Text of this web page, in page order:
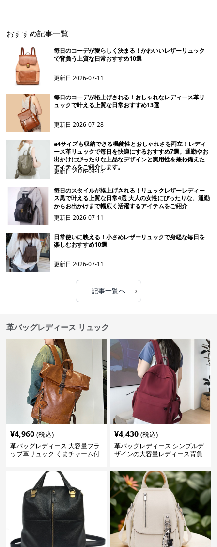
おすすめ記事一覧
毎日のコーデが愛らしく決まる！かわいいレザーリュック
で背負う上質な日常おすすめ10選
更新日2026-07-11
毎日のコーデが格上げされる！おしゃれなレディース革リ
ュックで叶える上質な日常おすすめ13選
更新日2026-07-28
a4サイズも収納できる機能性とおしゃれさを両立！レディ
ース革リュックで毎日を快適にするおすすめ7選。通勤やお
出かけにぴったりな上品なデザインと実用性を兼ね備えた
アイテムをご紹介します。
更新日2026-04-15
毎日のスタイルが格上げされる！リュックレザーレディー
ス黒で叶える上質な日常4選 大人の女性にぴったりな、通勤
からお出かけまで幅広く活躍するアイテムをご紹介
更新日2026-07-11
日常使いに映える！小さめレザーリュックで身軽な毎日を
楽しむおすすめ10選
更新日2026-07-11
記事一覧へ ›
革バッグレディース リュック
¥4,960 (税込)
革バッグレディース 大容量フラ
ップ革リュック くまチャーム付
¥4,430 (税込)
革バッグレディース シンプルデ
ザインの大容量レディース背負